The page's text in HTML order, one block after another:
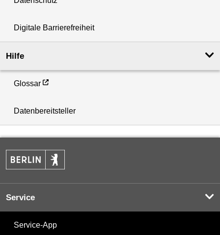
Digitale Barrierefreiheit
Hilfe
Glossar
Datenbereitsteller
Service
Service-App